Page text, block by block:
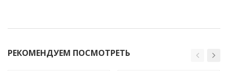
РЕКОМЕНДУЕМ ПОСМОТРЕТЬ